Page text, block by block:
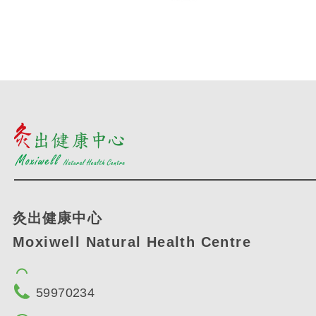
灸出健康中心
Moxiwell Natural Health Centre
59970234